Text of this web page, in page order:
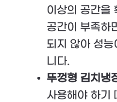
이상의 공간을
공간이 부족하
되지 않아 성
니다.
뚜껑형 김치냉
사용해야 하기